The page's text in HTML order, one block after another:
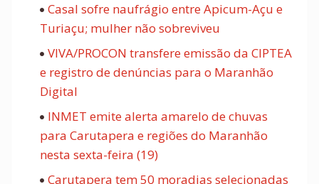
Casal sofre naufrágio entre Apicum-Açu e
Turiaçu; mulher não sobreviveu
VIVA/PROCON transfere emissão da CIPTEA
e registro de denúncias para o Maranhão
Digital
INMET emite alerta amarelo de chuvas
para Carutapera e regiões do Maranhão
nesta sexta-feira (19)
Carutapera tem 50 moradias selecionadas